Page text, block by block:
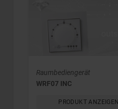
Raumbediengerät
WRF07 INC
PRODUKT ANZEIGEN